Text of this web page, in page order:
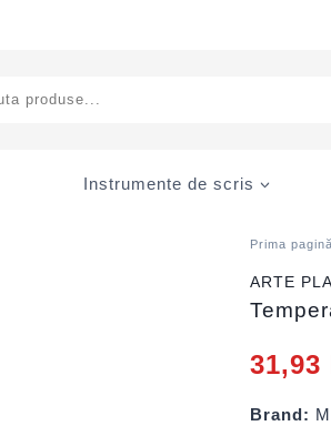
Instrumente de scris
Prima pagină
ARTE
31,93
Brand: